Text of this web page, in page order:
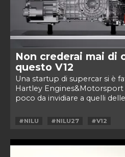
Non crederai mai di
questo V12
Una startup di supercar si è
Hartley Engines&Motorsport
poco da invidiare a quelli
#NILU #NILU27 #V12